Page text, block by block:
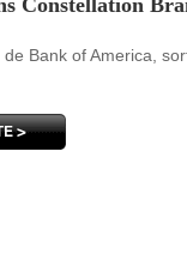
Constellation
Bank of America,